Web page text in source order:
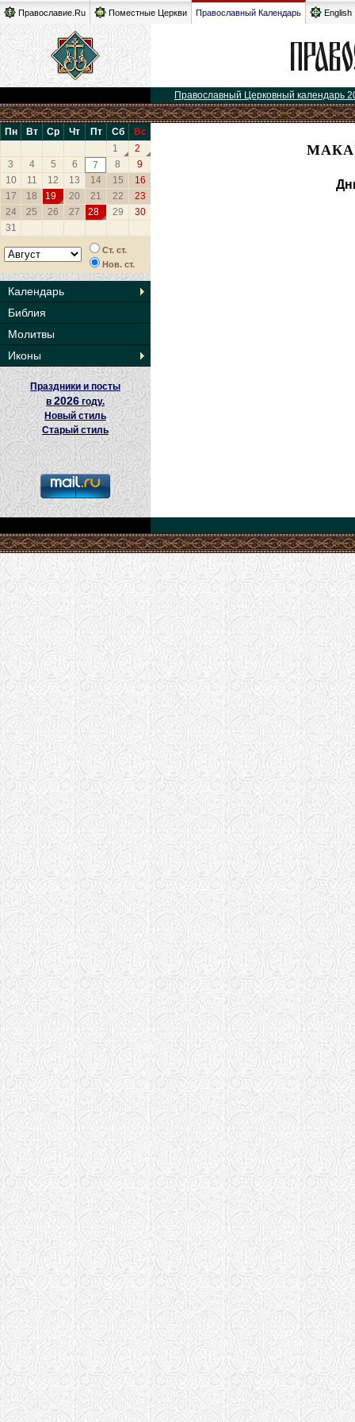
Православие.Ru Поместные Церкви Православный Календарь English
Православный Церковный календарь
Пн Вт Ср Чт Пт Сб
Вс
1
2
3
4 5 6 7 8
9
10
11 12 13 14 15
16
17
18 19 20 21 22
23
24
25 26 27 28 29
30
31
Ст. ст.
Нов. ст.
Календарь
Библия
Молитвы
Иконы
Праздники и посты
в2026 году.
Новый стиль
Старый стиль